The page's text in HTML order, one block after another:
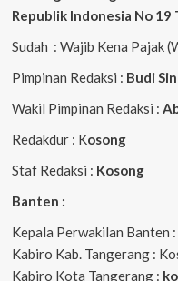
Republik Indonesia No
Sudah : Wajib Kena Pajak
Pimpinan Redaksi : Budi
Wakil Pimpinan Redaksi :
Redakdur : Kosong
Staf Redaksi : Kosong
Banten :
Kepala Perwakilan Banten :
Kabiro Kab. Tangerang :
Kabiro Kota Tangerang :